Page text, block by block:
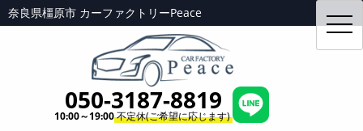
奈良県橿原市 カーファクトリーPeace
050-3187-8819
10:00～19:00不定休(ご希望に応じます)